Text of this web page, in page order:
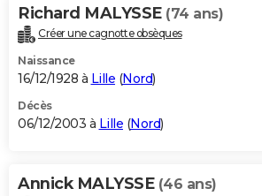
Richard MALYSSE (74 ans)
Créer une cagnotte obsèques
Naissance
16/12/1928 à Lille (Nord)
Décès
06/12/2003 à Lille (Nord)
Annick MALYSSE (46 ans)